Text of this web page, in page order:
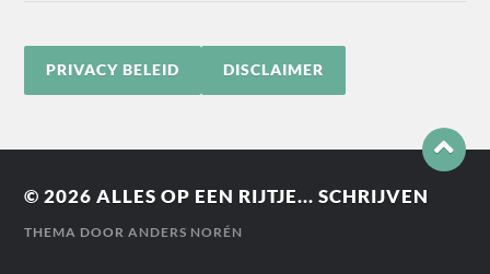
PRIVACY BELEID DISCLAIMER
© 2026ALLES OP EEN RIJTJE... SCHRIJVEN
THEMA DOORANDERS NORÉN